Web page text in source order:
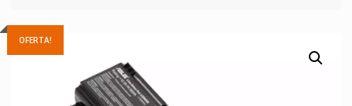
OFERTA!